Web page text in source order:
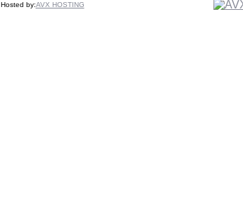
Hosted by:AVX HOSTING